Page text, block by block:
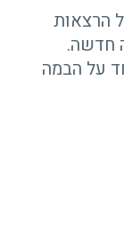
הרצאות
חדשה.
על הבמה